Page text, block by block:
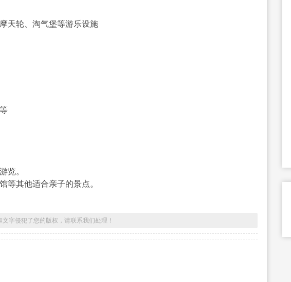
天轮、淘气堡等游乐设施
览。
等其他适合亲子的景点。
字侵犯了您的版权，请联系我们处理！